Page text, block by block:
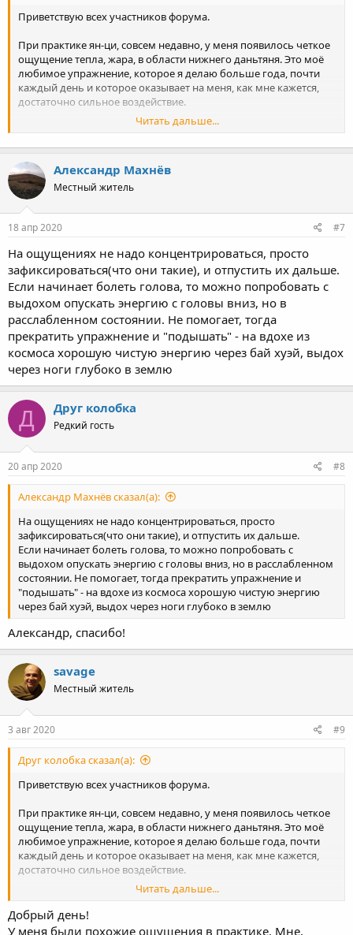
Приветствую всех участников форума.
При практике ян-ци, совсем недавно, у меня появилось четкое
ощущение тепла, жара, в области нижнего даньтяня. Это моё
любимое упражнение, которое я делаю больше года, почти
каждый день и которое оказывает на меня, как мне кажется,
достаточно сильное воздействие.
Вместе с ян-ци, я так же делаю БД (скорее просто стою в
столбе), с концентрацией все на том же нижнем дт и МКО.
Но чем дольше я концентрируюсь в области нижнего дт во
время жара (а происходит по моим ощущениям, там
следующее... в животе вместе с теплом, появляется легкость,
как будто бы парение энергии, которая ощутимо поднимается
по позвоночнику и по центру тела, вверх к голове, к макушке и
положительное, во всем своем действии, утонченное
состояние), тем более опустошенным я себя чувствую на утро, с
ОЩУЩЕНИЕМ, будто сильно перезанимался и есть легкая
температура. Сложнее становится стоять в дереве, да и вообще
присутствует некая леность, в течении дня.
Такое ощущение что все что нажито непосильным трудом...))
если и не улетучилось, то перешло в какую-то другую форму,
либо другие центры, уж не знаю.
Теперь уже останавливаюсь, делая ян-ци, до движения энергии
вверх в горячем состоянии в живота. Такой опустошенности
пока не случилось.
Вопрос к опытным практикам...
Может ли быть так, что энергии в нижнем дт, не так много, а то
что есть преобразовывается с помощью ян-ци, вызывая
непривычную недостачу?
Может быть нужно увеличить количество времени, стояния в
дереве? В среднем у меня выходит час - полчаса, каждый день
разумеется.
Читать дальше...
Александр Махнёв
Местный житель
18 апр 2020 #7
На ощущениях не надо концентрироваться, просто
зафиксироваться(что они такие), и отпустить их дальше.
Если начинает болеть голова, то можно попробовать с
выдохом опускать энергию с головы вниз, но в
расслабленном состоянии. Не помогает, тогда
прекратить упражнение и "подышать" - на вдохе из
космоса хорошую чистую энергию через бай хуэй, выдох
через ноги глубоко в землю
Д Друг колобка
Редкий гость
20 апр 2020 #8
Александр Махнёв сказал(а):
На ощущениях не надо концентрироваться, просто
зафиксироваться(что они такие), и отпустить их дальше.
Если начинает болеть голова, то можно попробовать с
выдохом опускать энергию с головы вниз, но в расслабленном
состоянии. Не помогает, тогда прекратить упражнение и
"подышать" - на вдохе из космоса хорошую чистую энергию
через бай хуэй, выдох через ноги глубоко в землю
Александр, спасибо!
savage
Местный житель
3 авг 2020 #9
Друг колобка сказал(а):
Приветствую всех участников форума.
При практике ян-ци, совсем недавно, у меня появилось четкое
ощущение тепла, жара, в области нижнего даньтяня. Это моё
любимое упражнение, которое я делаю больше года, почти
каждый день и которое оказывает на меня, как мне кажется,
достаточно сильное воздействие.
Вместе с ян-ци, я так же делаю БД (скорее просто стою в
столбе), с концентрацией все на том же нижнем дт и МКО.
Читать дальше...
Добрый день!
У меня были похожие ощущения в практике. Мне,